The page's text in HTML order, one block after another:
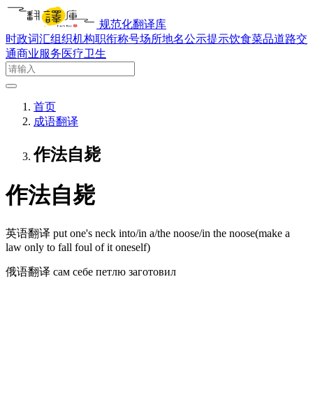
规范化翻译库
时政词汇组织机构职衔称号场所地名公示提示饮食菜品道路交
通商业服务医疗卫生
首页
成语翻译
作法自毙
作法自毙
英语翻译 put one's neck into/in a/the noose/in the noose(make a
law only to fall foul of it oneself)
俄语翻译 сам себе петлю заготовил